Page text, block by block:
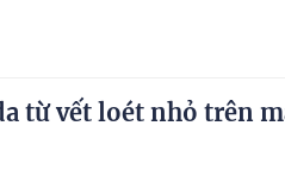
đến sức khỏe sinh sản nam
từ vết loét nhỏ trên